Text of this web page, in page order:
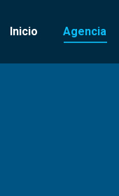
Inicio Agencia